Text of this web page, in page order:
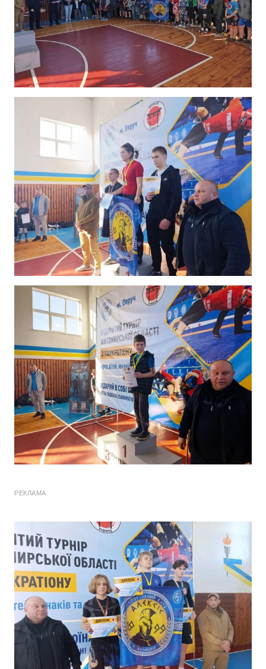
РЕКЛАМА